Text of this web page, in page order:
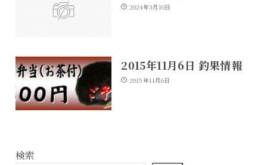
2024年3月10日
2015年11月6日 釣果情報
2015年11月6日
検索